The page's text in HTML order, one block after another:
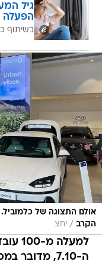
גיל
הפעלה
בשיתוף
אולם התצוגה של
הקרב / יחצ
ה-7.10,